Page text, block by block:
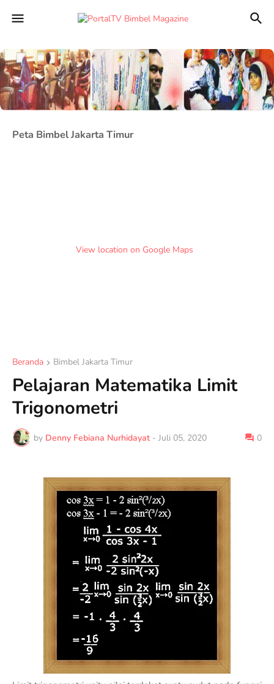
Peta Bimbel Jakarta Timur
View location on Google Maps
Beranda Bimbel Jakarta Timur
Pelajaran Matematika Limit
Trigonometri
by Denny Febiana Nurhidayat - Juli 05, 2020 0